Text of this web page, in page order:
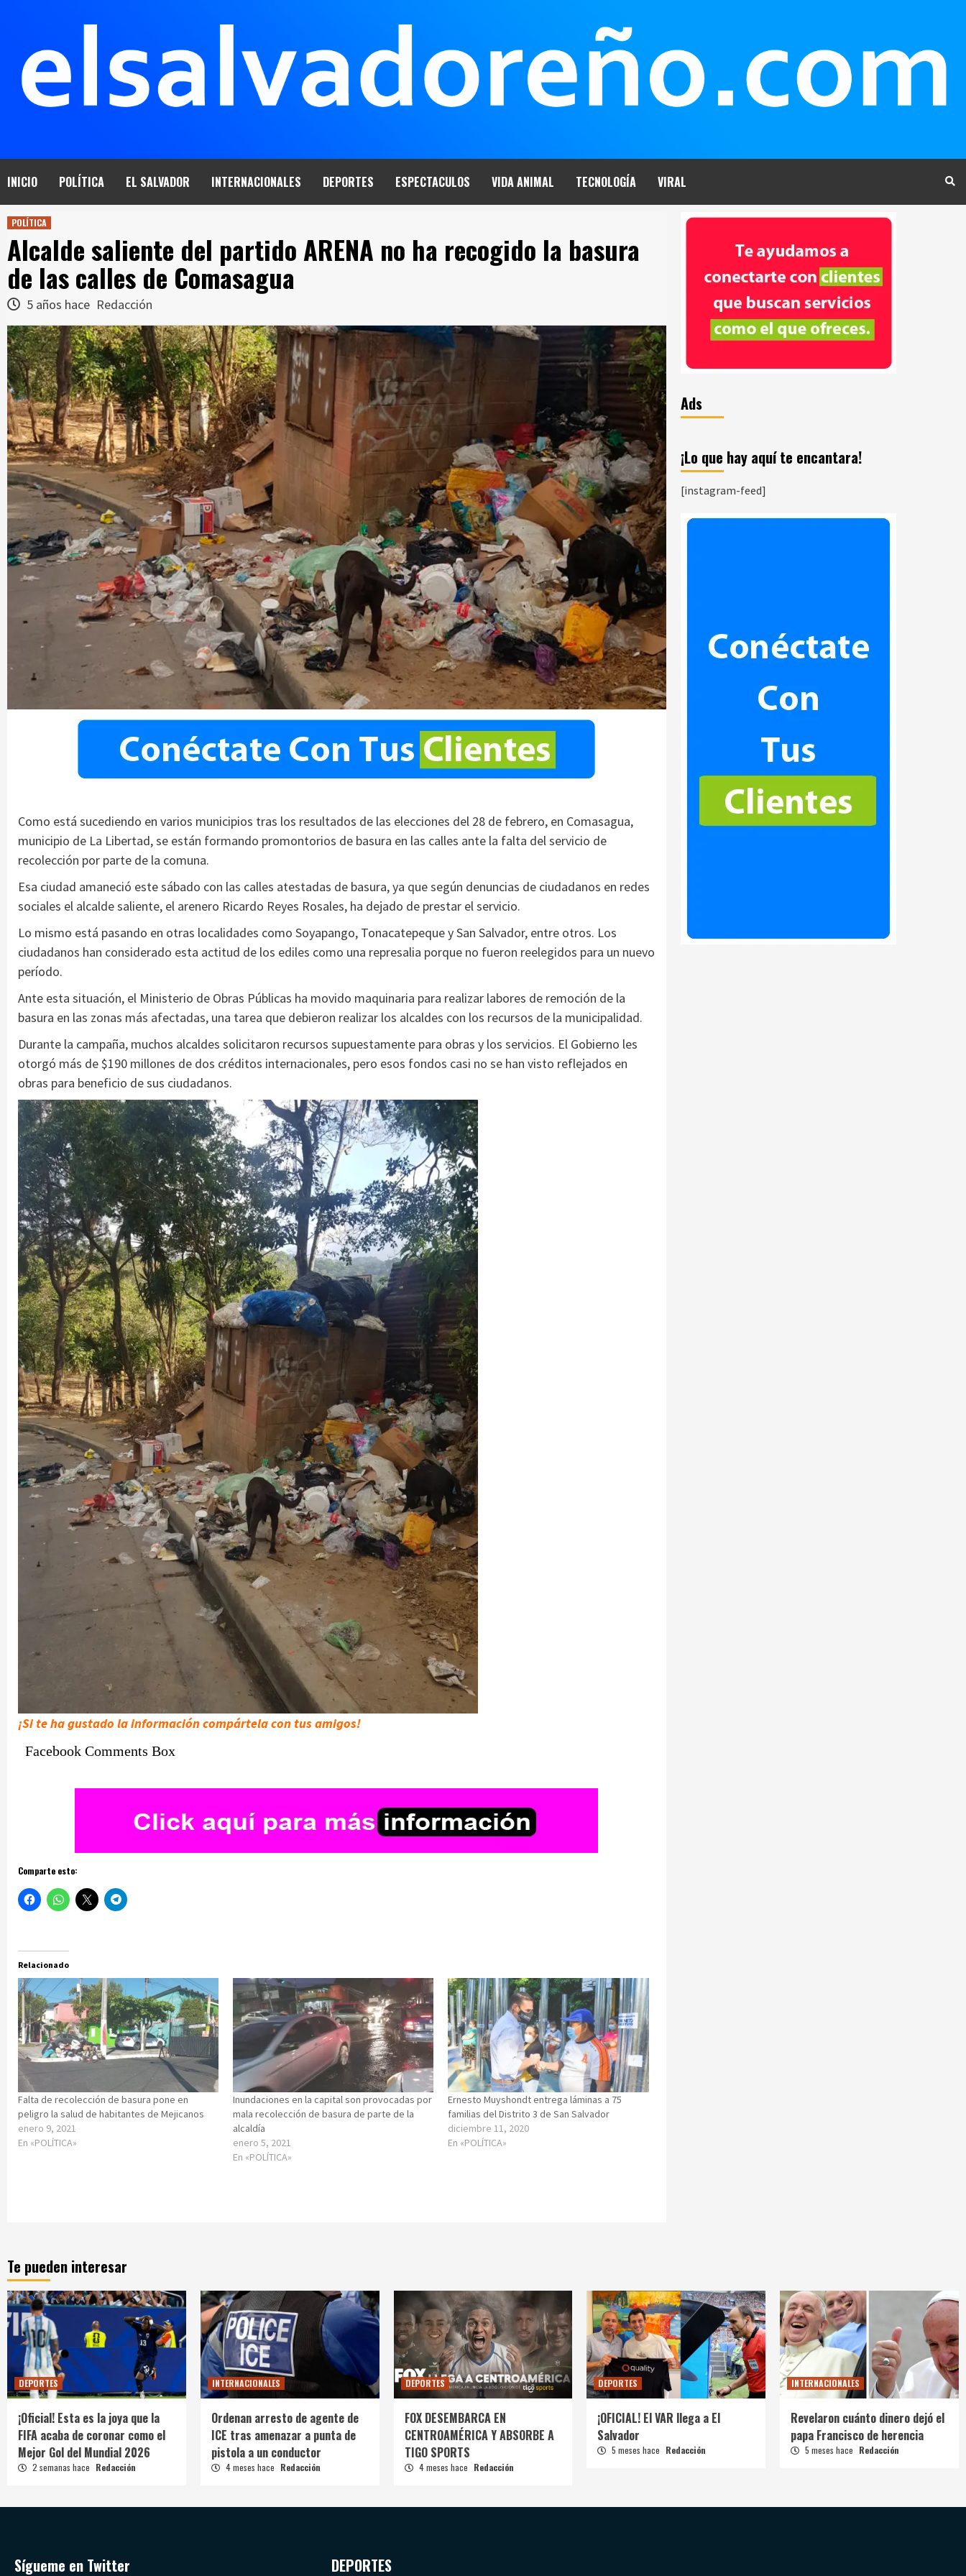
INICIO POLÍTICA EL SALVADOR INTERNACIONALES DEPORTES ESPECTACULOS VIDA ANIMAL TECNOLOGÍA VIRAL
POLÍTICA
Alcalde saliente del partido ARENA no ha recogido la basura
de las calles de Comasagua
5 años hace Redacción
Como está sucediendo en varios municipios tras los resultados de las elecciones del 28 de febrero, en Comasagua,
municipio de La Libertad, se están formando promontorios de basura en las calles ante la falta del servicio de
recolección por parte de la comuna.
Esa ciudad amaneció este sábado con las calles atestadas de basura, ya que según denuncias de ciudadanos en redes
sociales el alcalde saliente, el arenero Ricardo Reyes Rosales, ha dejado de prestar el servicio.
Lo mismo está pasando en otras localidades como Soyapango, Tonacatepeque y San Salvador, entre otros. Los
ciudadanos han considerado esta actitud de los ediles como una represalia porque no fueron reelegidos para un nuevo
período.
Ante esta situación, el Ministerio de Obras Públicas ha movido maquinaria para realizar labores de remoción de la
basura en las zonas más afectadas, una tarea que debieron realizar los alcaldes con los recursos de la municipalidad.
Durante la campaña, muchos alcaldes solicitaron recursos supuestamente para obras y los servicios. El Gobierno les
otorgó más de $190 millones de dos créditos internacionales, pero esos fondos casi no se han visto reflejados en
obras para beneficio de sus ciudadanos.
¡Si te ha gustado la información compártela con tus amigos!
Facebook Comments Box
Comparte esto:
Relacionado
Falta de recolección de basura pone en
peligro la salud de habitantes de Mejicanos
enero 9, 2021
En «POLÍTICA»
Inundaciones en la capital son provocadas por
mala recolección de basura de parte de la
alcaldía
enero 5, 2021
En «POLÍTICA»
Ernesto Muyshondt entrega láminas a 75
familias del Distrito 3 de San Salvador
diciembre 11, 2020
En «POLÍTICA»
Ads
¡Lo que hay aquí te encantara!
[instagram-feed]
Te pueden interesar
DEPORTES
¡Oficial! Esta es la joya que la
FIFA acaba de coronar como el
Mejor Gol del Mundial 2026
2 semanas hace Redacción
INTERNACIONALES
Ordenan arresto de agente de
ICE tras amenazar a punta de
pistola a un conductor
4 meses hace Redacción
DEPORTES
FOX DESEMBARCA EN
CENTROAMÉRICA Y ABSORBE A
TIGO SPORTS
4 meses hace Redacción
DEPORTES
¡OFICIAL! El VAR llega a El
Salvador
5 meses hace Redacción
INTERNACIONALES
Revelaron cuánto dinero dejó el
papa Francisco de herencia
5 meses hace Redacción
Sígueme en Twitter DEPORTES